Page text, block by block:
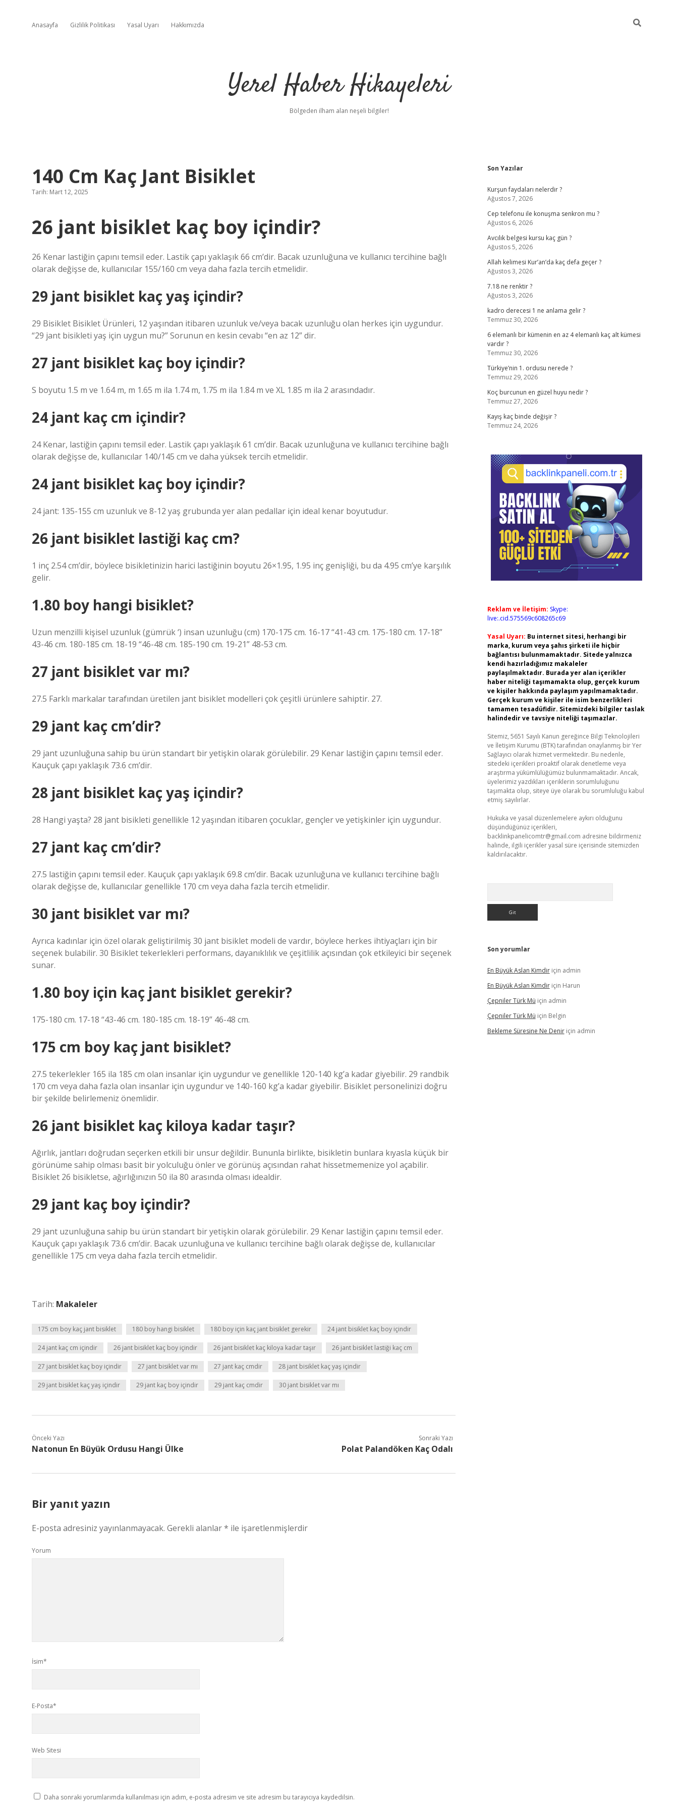
Anasayfa Gizlilik Politikası Yasal Uyarı Hakkımızda
Yerel Haber Hikayeleri
Bölgeden ilham alan neşeli bilgiler!
140 Cm Kaç Jant Bisiklet
Tarih: Mart 12, 2025
26 jant bisiklet kaç boy içindir?
26 Kenar lastiğin çapını temsil eder. Lastik çapı yaklaşık 66 cm’dir. Bacak uzunluğuna ve kullanıcı tercihine bağlı
olarak değişse de, kullanıcılar 155/160 cm veya daha fazla tercih etmelidir.
29 jant bisiklet kaç yaş içindir?
29 Bisiklet Bisiklet Ürünleri, 12 yaşından itibaren uzunluk ve/veya bacak uzunluğu olan herkes için uygundur.
“29 jant bisikleti yaş için uygun mu?” Sorunun en kesin cevabı “en az 12” dir.
27 jant bisiklet kaç boy içindir?
S boyutu 1.5 m ve 1.64 m, m 1.65 m ila 1.74 m, 1.75 m ila 1.84 m ve XL 1.85 m ila 2 arasındadır.
24 jant kaç cm içindir?
24 Kenar, lastiğin çapını temsil eder. Lastik çapı yaklaşık 61 cm’dir. Bacak uzunluğuna ve kullanıcı tercihine bağlı
olarak değişse de, kullanıcılar 140/145 cm ve daha yüksek tercih etmelidir.
24 jant bisiklet kaç boy içindir?
24 jant: 135-155 cm uzunluk ve 8-12 yaş grubunda yer alan pedallar için ideal kenar boyutudur.
26 jant bisiklet lastiği kaç cm?
1 inç 2.54 cm’dir, böylece bisikletinizin harici lastiğinin boyutu 26×1.95, 1.95 inç genişliği, bu da 4.95 cm’ye karşılık
gelir.
1.80 boy hangi bisiklet?
Uzun menzilli kişisel uzunluk (gümrük ‘) insan uzunluğu (cm) 170-175 cm. 16-17 “41-43 cm. 175-180 cm. 17-18”
43-46 cm. 180-185 cm. 18-19 “46-48 cm. 185-190 cm. 19-21” 48-53 cm.
27 jant bisiklet var mı?
27.5 Farklı markalar tarafından üretilen jant bisiklet modelleri çok çeşitli ürünlere sahiptir. 27.
29 jant kaç cm’dir?
29 jant uzunluğuna sahip bu ürün standart bir yetişkin olarak görülebilir. 29 Kenar lastiğin çapını temsil eder.
Kauçuk çapı yaklaşık 73.6 cm’dir.
28 jant bisiklet kaç yaş içindir?
28 Hangi yaşta? 28 jant bisikleti genellikle 12 yaşından itibaren çocuklar, gençler ve yetişkinler için uygundur.
27 jant kaç cm’dir?
27.5 lastiğin çapını temsil eder. Kauçuk çapı yaklaşık 69.8 cm’dir. Bacak uzunluğuna ve kullanıcı tercihine bağlı
olarak değişse de, kullanıcılar genellikle 170 cm veya daha fazla tercih etmelidir.
30 jant bisiklet var mı?
Ayrıca kadınlar için özel olarak geliştirilmiş 30 jant bisiklet modeli de vardır, böylece herkes ihtiyaçları için bir
seçenek bulabilir. 30 Bisiklet tekerlekleri performans, dayanıklılık ve çeşitlilik açısından çok etkileyici bir seçenek
sunar.
1.80 boy için kaç jant bisiklet gerekir?
175-180 cm. 17-18 “43-46 cm. 180-185 cm. 18-19” 46-48 cm.
175 cm boy kaç jant bisiklet?
27.5 tekerlekler 165 ila 185 cm olan insanlar için uygundur ve genellikle 120-140 kg’a kadar giyebilir. 29 randbik
170 cm veya daha fazla olan insanlar için uygundur ve 140-160 kg’a kadar giyebilir. Bisiklet personelinizi doğru
bir şekilde belirlemeniz önemlidir.
26 jant bisiklet kaç kiloya kadar taşır?
Ağırlık, jantları doğrudan seçerken etkili bir unsur değildir. Bununla birlikte, bisikletin bunlara kıyasla küçük bir
görünüme sahip olması basit bir yolculuğu önler ve görünüş açısından rahat hissetmemenize yol açabilir.
Bisiklet 26 bisikletse, ağırlığınızın 50 ila 80 arasında olması idealdir.
29 jant kaç boy içindir?
29 jant uzunluğuna sahip bu ürün standart bir yetişkin olarak görülebilir. 29 Kenar lastiğin çapını temsil eder.
Kauçuk çapı yaklaşık 73.6 cm’dir. Bacak uzunluğuna ve kullanıcı tercihine bağlı olarak değişse de, kullanıcılar
genellikle 175 cm veya daha fazla tercih etmelidir.
Tarih: Makaleler
175 cm boy kaç jant bisiklet 180 boy hangi bisiklet 180 boy için kaç jant bisiklet gerekir 24 jant bisiklet kaç boy içindir
24 jant kaç cm içindir 26 jant bisiklet kaç boy içindir 26 jant bisiklet kaç kiloya kadar taşır 26 jant bisiklet lastiği kaç cm
27 jant bisiklet kaç boy içindir 27 jant bisiklet var mı 27 jant kaç cmdir 28 jant bisiklet kaç yaş içindir
29 jant bisiklet kaç yaş içindir 29 jant kaç boy içindir 29 jant kaç cmdir 30 jant bisiklet var mı
Önceki Yazı
Natonun En Büyük Ordusu Hangi Ülke
Sonraki Yazı
Polat Palandöken Kaç Odalı
Bir yanıt yazın
E-posta adresiniz yayınlanmayacak. Gerekli alanlar* ile işaretlenmişlerdir
Yorum
İsim*
E-Posta*
Web Sitesi
Daha sonraki yorumlarımda kullanılması için adım, e-posta adresim ve site adresim bu tarayıcıya kaydedilsin.
Sidebar
Son Yazılar
Kurşun faydaları nelerdir ?
Ağustos 7, 2026
Cep telefonu ile konuşma senkron mu ?
Ağustos 6, 2026
Avcılık belgesi kursu kaç gün ?
Ağustos 5, 2026
Allah kelimesi Kur’an’da kaç defa geçer ?
Ağustos 3, 2026
7.18 ne renktir ?
Ağustos 3, 2026
kadro derecesi 1 ne anlama gelir ?
Temmuz 30, 2026
6 elemanlı bir kümenin en az 4 elemanlı kaç alt kümesi
vardır ?
Temmuz 30, 2026
Türkiye’nin 1. ordusu nerede ?
Temmuz 29, 2026
Koç burcunun en güzel huyu nedir ?
Temmuz 27, 2026
Kayış kaç binde değişir ?
Temmuz 24, 2026
Reklam ve İletişim: Skype:
live:.cid.575569c608265c69
Yasal Uyarı: Bu internet sitesi, herhangi bir
marka, kurum veya şahıs şirketi ile hiçbir
bağlantısı bulunmamaktadır. Sitede yalnızca
kendi hazırladığımız makaleler
paylaşılmaktadır. Burada yer alan içerikler
haber niteliği taşımamakta olup, gerçek kurum
ve kişiler hakkında paylaşım yapılmamaktadır.
Gerçek kurum ve kişiler ile isim benzerlikleri
tamamen tesadüfidir. Sitemizdeki bilgiler taslak
halindedir ve tavsiye niteliği taşımazlar.
Sitemiz, 5651 Sayılı Kanun gereğince Bilgi Teknolojileri
ve İletişim Kurumu (BTK) tarafından onaylanmış bir Yer
Sağlayıcı olarak hizmet vermektedir. Bu nedenle,
sitedeki içerikleri proaktif olarak denetleme veya
araştırma yükümlülüğümüz bulunmamaktadır. Ancak,
üyelerimiz yazdıkları içeriklerin sorumluluğunu
taşımakta olup, siteye üye olarak bu sorumluluğu kabul
etmiş sayılırlar.
Hukuka ve yasal düzenlemelere aykırı olduğunu
düşündüğünüz içerikleri,
backlinkpanelicomtr@gmail.com adresine bildirmeniz
halinde, ilgili içerikler yasal süre içerisinde sitemizden
kaldırılacaktır.
Son yorumlar
En Büyük Aslan Kimdiriçin admin
En Büyük Aslan Kimdiriçin Harun
Çepniler Türk Mü için admin
Çepniler Türk Mü için Belgin
Bekleme Süresine Ne Deniriçin admin
betexper güncel giriş